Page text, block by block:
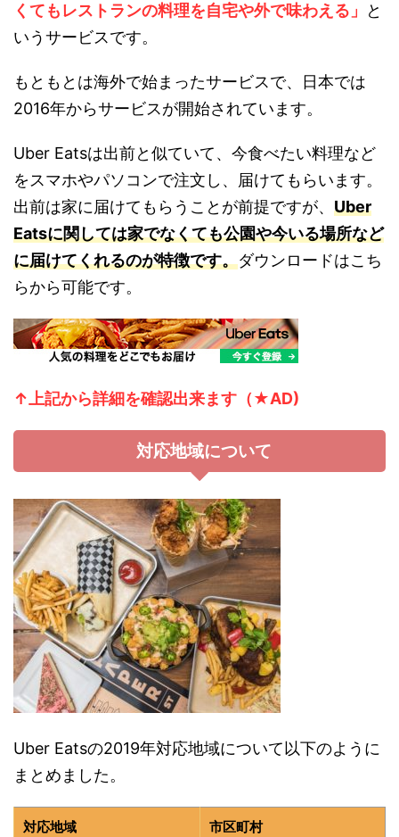
くてもレストランの料理を自宅や外で味わえる」
と
いうサービスです。
もともとは海外で始まったサービスで、日本では
2016年からサービスが開始されています。
Uber Eatsは出前と似ていて、今食べたい料理など
をスマホやパソコンで注文し、届けてもらいます。
出前は家に届けてもらうことが前提ですが、 Uber
Eatsに関しては家でなくても公園や今いる場所など
に届けてくれるのが特徴です。ダウンロードはこち
らから可能です。
↑上記から詳細を確認出来ます（★AD)
対応地域について
Uber Eatsの2019年対応地域について以下のように
まとめました。
対応地域 市区町村